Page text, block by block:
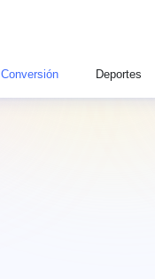
Conversión Deportes